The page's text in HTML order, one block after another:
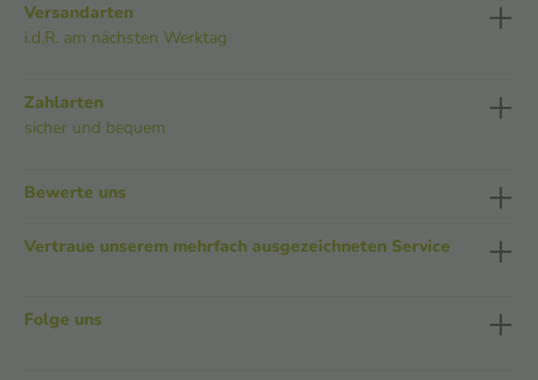
Versandarten
i.d.R. am nächsten Werktag
Zahlarten
sicher und bequem
Bewerte uns
Vertraue unserem mehrfach ausgezeichneten Service
Folge uns